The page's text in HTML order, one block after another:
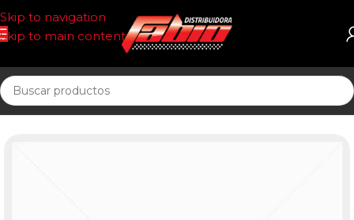
Skip to navigation
Skip to main content
Inicio PASTILLAS DE FRENO